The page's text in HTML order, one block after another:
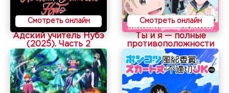
Смотреть онлайн
Адский учитель Нубэ
(2025). Часть 2
Смотреть онлайн
Ты и я — полные
противоположности